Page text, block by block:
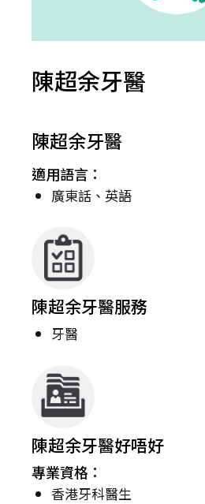
陳超余牙醫
陳超余牙醫
適用語言：
廣東話、英語
陳超余牙醫服務
牙醫
陳超余牙醫好唔好
專業資格：
香港牙科醫生